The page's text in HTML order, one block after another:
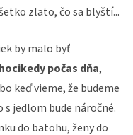
zlato, čo sa blyští...
by malo byť
počas dňa,
keď vieme, že budeme
jedlom bude náročné.
do batohu, ženy do